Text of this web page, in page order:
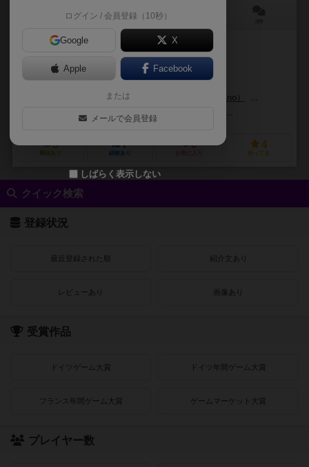
30～45分
作品説明文の編集者を募集中
グイド・アルビニ（Guido Albini）
マルティーノ・シアチエラ（
フェルナンド・アーメンタノ（Fernando Armentano）
オルター・エゴ・ゲームズ（Alter Ego Games）
5
興味あり
7
経験あり
0 4
持ってる
クイック検索
登録状況
最近登録された順 紹介文あり
レビューあり 画像あり
受賞作品
ドイツゲーム大賞 ドイツ年間ゲーム大賞
フランス年間ゲーム大賞 ゲームマーケット大賞
プレイヤー数
ログイン / 会員登録（10秒）
Google X
Apple Facebook
または
メールで会員登録
しばらく表示しない